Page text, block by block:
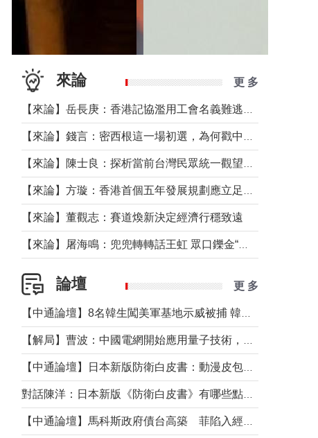
來論 更 多
【來論】董觀志：賽道煥新決定經濟行穩致遠
論壇 更 多